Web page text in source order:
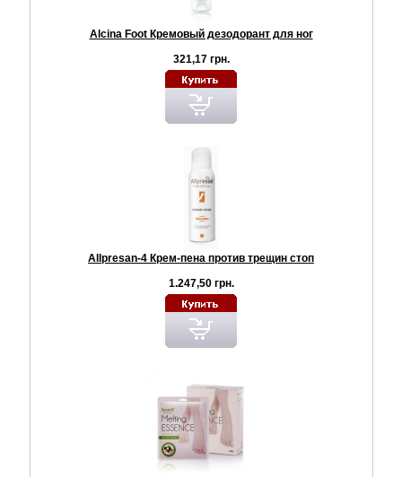
Alcina Foot Кремовый дезодорант для ног
321,17 грн.
Allpresan-4 Крем-пена против трещин стоп
1.247,50 грн.